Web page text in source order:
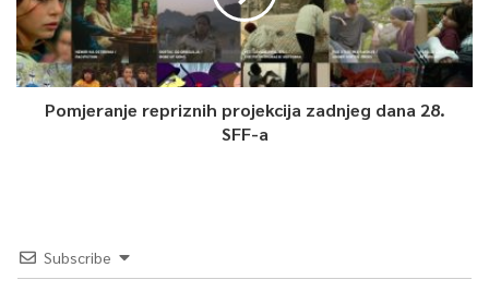
Pomjeranje repriznih projekcija zadnjeg dana 28.
SFF-a
Subscribe